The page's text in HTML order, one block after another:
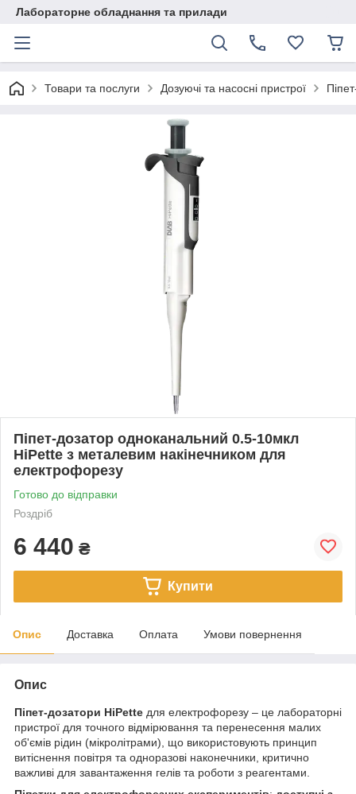
Лабораторне обладнання та прилади
Товари та послуги Дозуючі та насосні пристрої
Піпет-дозатор одноканальний 0.5-10мкл
HiPette з металевим накінечником для
електрофорезу
Готово до відправки
Роздріб
6 440 ₴
Купити
Опис Доставка Оплата Умови повернення
Опис
Піпет-дозатори HiPette для електрофорезу – це лабораторні
пристрої для точного відмірювання та перенесення малих
об'ємів рідин (мікролітрами), що використовують принцип
витіснення повітря та одноразові наконечники, критично
важливі для завантаження гелів та роботи з реагентами.